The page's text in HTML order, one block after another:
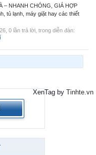
– NHANH CHÓNG, GIÁ HỢP
tủ lạnh, máy giặt hay các thiết
, 0 lần trả lời, trong diễn đàn:
XenTag by Tinhte.vn